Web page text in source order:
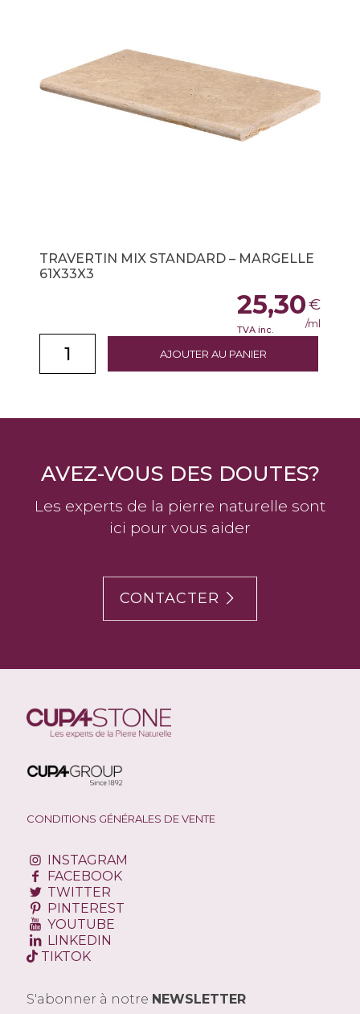
TRAVERTIN MIX STANDARD – MARGELLE
61X33X3
AJOUTER AU PANIER
25,30€
TVA inc. /ml
AVEZ-VOUS DES DOUTES?
Les experts de la pierre naturelle sont
ici pour vous aider
CONTACTER
CONDITIONS GÉNÉRALES DE VENTE
INSTAGRAM
FACEBOOK
TWITTER
PINTEREST
YOUTUBE
LINKEDIN
TIKTOK
S'abonner à notre NEWSLETTER